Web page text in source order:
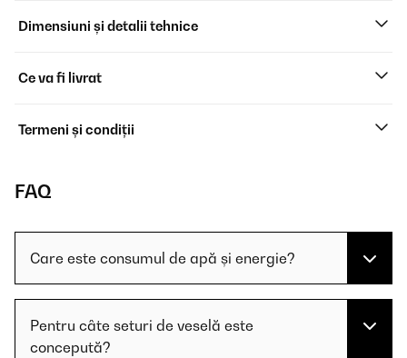
Dimensiuni și detalii tehnice
Ce va fi livrat
Termeni și condiții
FAQ
Care este consumul de apă și energie?
Pentru câte seturi de veselă este
concepută?